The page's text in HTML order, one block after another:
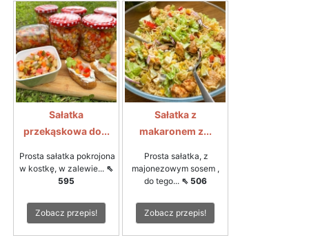
Sałatka
przekąskowa do...
Prosta sałatka pokrojona
w kostkę, w zalewie... ⇖
595
Zobacz przepis!
Sałatka z
makaronem z...
Prosta sałatka, z
majonezowym sosem ,
do tego... ⇖ 506
Zobacz przepis!